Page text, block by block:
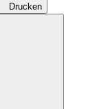
Drucken